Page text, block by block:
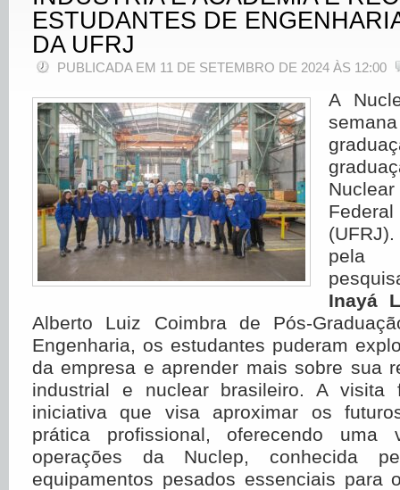
ESTUDANTES DE
DA UFRJ
PUBLICADA EM 11 DE SETEMBRO DE 2024 ÀS 12:00
A
pela
Inayá
Alberto Luiz Coimbra de Pós-
Engenharia, os estudantes puderam
da empresa e aprender mais sobre sua
industrial e nuclear brasileiro. A
iniciativa que visa aproximar os
prática profissional, oferecendo uma
operações da Nuclep, conhecida
equipamentos pesados essenciais para